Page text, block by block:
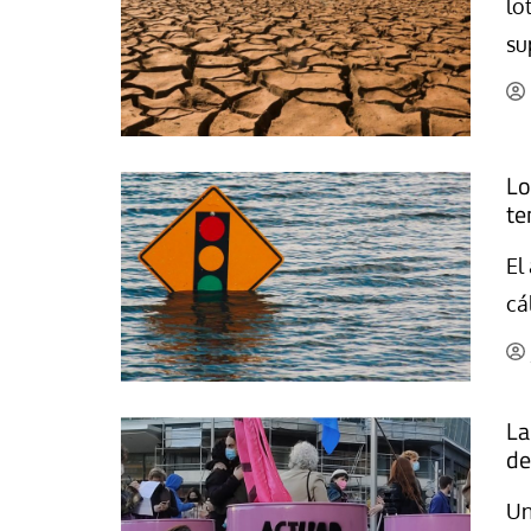
La mundialización
El amor en el mundo
Los empobrecidos por el
mundo
Radio — Mundo obrero hoy
Vidas precarias
Cine
Dos minutos
Aplicaciones
Poesía
Relato
El